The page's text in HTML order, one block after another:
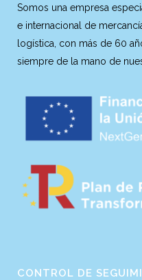
Somos una empresa
e internacional de
logística, con más de 60
siempre de la mano de
CONTROL DE